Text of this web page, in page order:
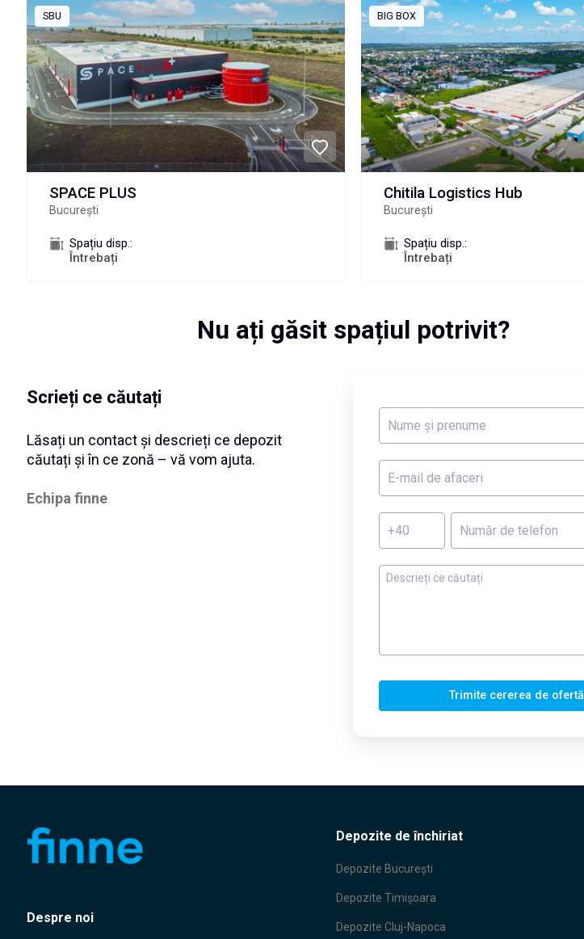
SBU
SPACE PLUS
București
Spațiu disp.:
Întrebați
BIG BOX
Chitila Logistics Hub
București
Spațiu disp.:
Întrebați
Nu ați găsit spațiul potrivit?
Scrieți ce căutați
Lăsați un contact și descrieți ce depozit
căutați și în ce zonă – vă vom ajuta.
Echipa finne
Trimite cererea de ofertă
Despre noi
Depozite de închiriat
Depozite București
Depozite Timișoara
Depozite Cluj-Napoca